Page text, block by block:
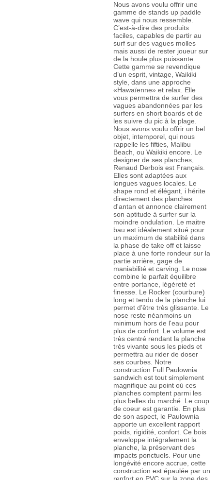
Nous avons voulu offrir une
gamme de stands up paddle
wave qui nous ressemble.
C’est-à-dire des produits
faciles, capables de partir au
surf sur des vagues molles
mais aussi de rester joueur sur
de la houle plus puissante.
Cette gamme se revendique
d’un esprit, vintage, Waikiki
style, dans une approche
«Hawaïenne» et relax. Elle
vous permettra de surfer des
vagues abandonnées par les
surfers en short boards et de
les suivre du pic à la plage.
Nous avons voulu offrir un bel
objet, intemporel, qui nous
rappelle les fifties, Malibu
Beach, ou Waikiki encore. Le
designer de ses planches,
Renaud Derbois est Français.
Elles sont adaptées aux
longues vagues locales. Le
shape rond et élégant, i hérite
directement des planches
d'antan et annonce clairement
son aptitude à surfer sur la
moindre ondulation. Le maitre
bau est idéalement situé pour
un maximum de stabilité dans
la phase de take off et laisse
place à une forte rondeur sur la
partie arrière, gage de
maniabilité et carving. Le nose
combine le parfait équilibre
entre portance, légèreté et
finesse. Le Rocker (courbure)
long et tendu de la planche lui
permet d’être très glissante. Le
nose reste néanmoins un
minimum hors de l'eau pour
plus de confort. Le volume est
très centré rendant la planche
très vivante sous les pieds et
permettra au rider de doser
ses courbes. Notre
construction Full Paulownia
sandwich est tout simplement
magnifique au point où ces
planches comptent parmi les
plus belles du marché. Le coup
de coeur est garantie. En plus
de son aspect, le Paulownia
apporte un excellent rapport
poids, rigidité, confort. Ce bois
enveloppe intégralement la
planche, la préservant des
impacts ponctuels. Pour une
longévité encore accrue, cette
construction est épaulée par un